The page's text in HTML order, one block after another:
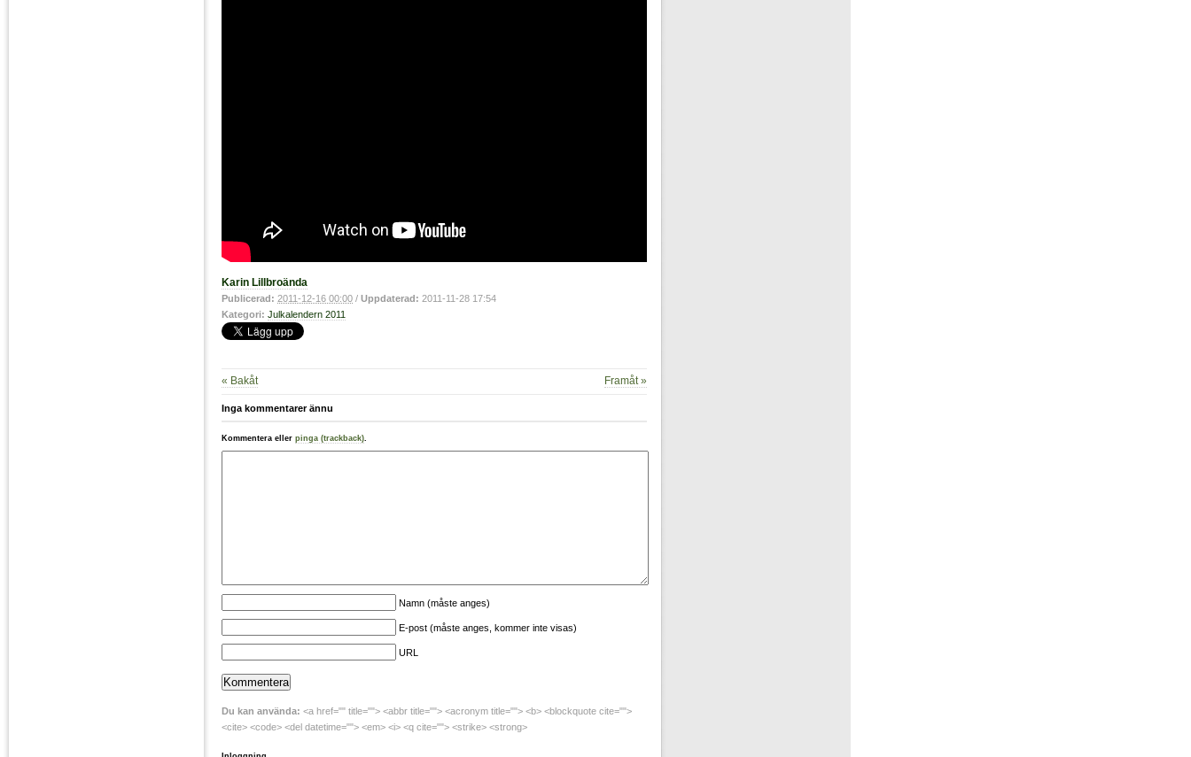
Karin Lillbroända
Publicerad: 2011-12-16 00:00 / Uppdaterad: 2011-11-28 17:54
Kategori: Julkalendern 2011
« Bakåt Framåt »
Inga kommentarer ännu
Kommentera eller pinga (trackback).
Namn (måste anges)
E-post (måste anges, kommer inte visas)
URL
Du kan använda: <a href="" title=""> <abbr title=""> <acronym title=""> <b> <blockquote cite="">
<cite> <code> <del datetime=""> <em> <i> <q cite=""> <strike> <strong>